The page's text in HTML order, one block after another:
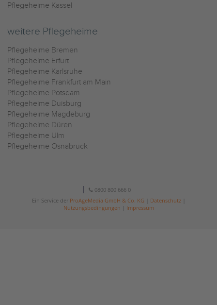
Pflegeheime Kassel
weitere Pflegeheime
Pflegeheime Bremen
Pflegeheime Erfurt
Pflegeheime Karlsruhe
Pflegeheime Frankfurt am Main
Pflegeheime Potsdam
Pflegeheime Duisburg
Pflegeheime Magdeburg
Pflegeheime Düren
Pflegeheime Ulm
Pflegeheime Osnabrück
0800 800 666 0
Ein Service der ProAgeMedia GmbH & Co. KG Datenschutz|
Nutzungsbedingungen
Impressum